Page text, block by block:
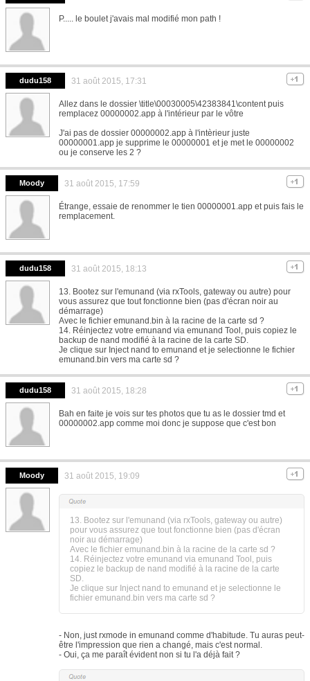
P..... le boulet j'avais mal modifié mon path !
dudu158 31 août 2015, 17:31
Allez dans le dossier \title\00030005\42383841\content puis
remplacez 00000002.app à l'intérieur par le vôtre
J'ai pas de dossier 00000002.app à l'intèrieur juste
00000001.app je supprime le 00000001 et je met le 00000002
ou je conserve les 2 ?
Moody 31 août 2015, 17:59
Étrange, essaie de renommer le tien 00000001.app et puis fais le
remplacement.
dudu158 31 août 2015, 18:13
13. Bootez sur l'emunand (via rxTools, gateway ou autre) pour
vous assurez que tout fonctionne bien (pas d'écran noir au
démarrage)
Avec le fichier emunand.bin à la racine de la carte sd ?
14. Réinjectez votre emunand via emunand Tool, puis copiez le
backup de nand modifié à la racine de la carte SD.
Je clique sur Inject nand to emunand et je selectionne le fichier
emunand.bin vers ma carte sd ?
dudu158 31 août 2015, 18:28
Bah en faite je vois sur tes photos que tu as le dossier tmd et
00000002.app comme moi donc je suppose que c'est bon
Moody 31 août 2015, 19:09
13. Bootez sur l'emunand (via rxTools, gateway ou autre)
pour vous assurez que tout fonctionne bien (pas d'écran
noir au démarrage)
Avec le fichier emunand.bin à la racine de la carte sd ?
14. Réinjectez votre emunand via emunand Tool, puis
copiez le backup de nand modifié à la racine de la carte
SD.
Je clique sur Inject nand to emunand et je selectionne le
fichier emunand.bin vers ma carte sd ?
- Non, just rxmode in emunand comme d'habitude. Tu auras peut-
être l'impression que rien a changé, mais c'est normal.
- Oui, ça me paraît évident non si tu l'a déjà fait ?